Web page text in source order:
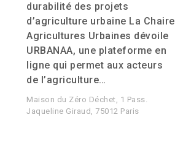
durabilité des projets
d’agriculture urbaine La Chaire
Agricultures Urbaines dévoile
URBANAA, une plateforme en
ligne qui permet aux acteurs
de l’agriculture…
Maison du Zéro Déchet, 1 Pass.
Jaqueline Giraud, 75012 Paris